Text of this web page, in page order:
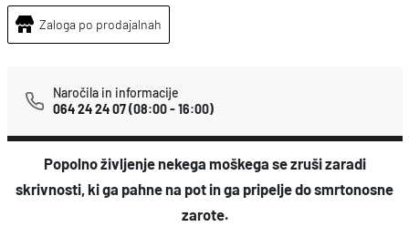
k
Zaloga po prodajalnah
Naročila in informacije
064 24 24 07(08:00 - 16:00)
Popolno življenje nekega moškega se zruši zaradi
skrivnosti, ki ga pahne na pot in ga pripelje do smrtonosne
zarote.